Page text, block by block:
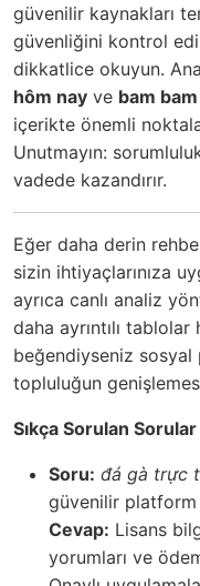
güvenilir kaynakları
güvenliğini kontrol
dikkatlice okuyun.
hôm nay ve bam
içerikte önemli
Unutmayın:
vadede kazandırır.
Eğer daha derin
sizin ihtiyaçlarınıza
ayrıca canlı analiz
daha ayrıntılı
beğendiyseniz
topluluğun
Sıkça Sorulan Sorular
Soru: đá gà trực
güvenilir platform
Cevap: Lisans
yorumları ve